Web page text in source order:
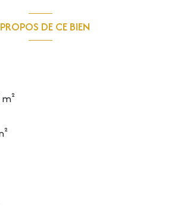
sur le site Géorisques :
DE CE BIEN